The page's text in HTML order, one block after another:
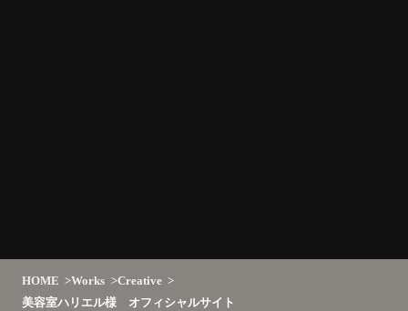
HOME Works
Creative
美容室ハリエル様 オフィシャルサイト